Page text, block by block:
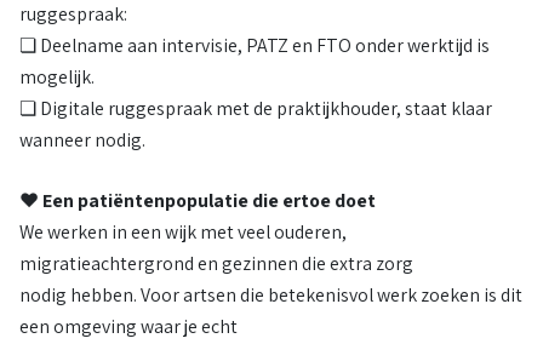
ruggespraak:
❏ Deelname aan intervisie, PATZ en FTO onder werktijd is
mogelijk.
❏ Digitale ruggespraak met de praktijkhouder, staat klaar
wanneer nodig.
❤ Een patiëntenpopulatie die ertoe doet
We werken in een wijk met veel ouderen,
migratieachtergrond en gezinnen die extra zorg
nodig hebben. Voor artsen die betekenisvol werk zoeken is dit
een omgeving waar je echt